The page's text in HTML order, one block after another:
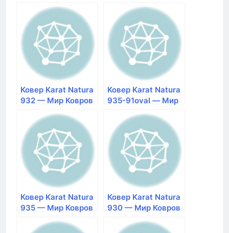
Ковер Karat Natura
932 — Мир Ковров
Ковер Karat Natura
935-91oval — Мир
Ковер Karat Natura
935 — Мир Ковров
Ковер Karat Natura
930 — Мир Ковров